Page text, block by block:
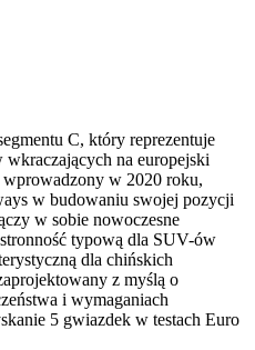
C, który reprezentuje
na europejski
w 2020 roku,
w budowaniu swojej pozycji
w sobie nowoczesne
typową dla SUV-ów
dla chińskich
z myślą o
i wymaganiach
5 gwiazdek w testach Euro